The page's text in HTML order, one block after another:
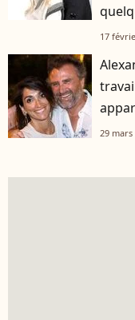
plus
17
29 mars